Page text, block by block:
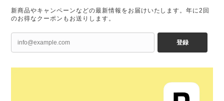
新商品やキャンペーンなどの最新情報をお届けいたします。年に2回
のお得なクーポンもお送りします。
登録